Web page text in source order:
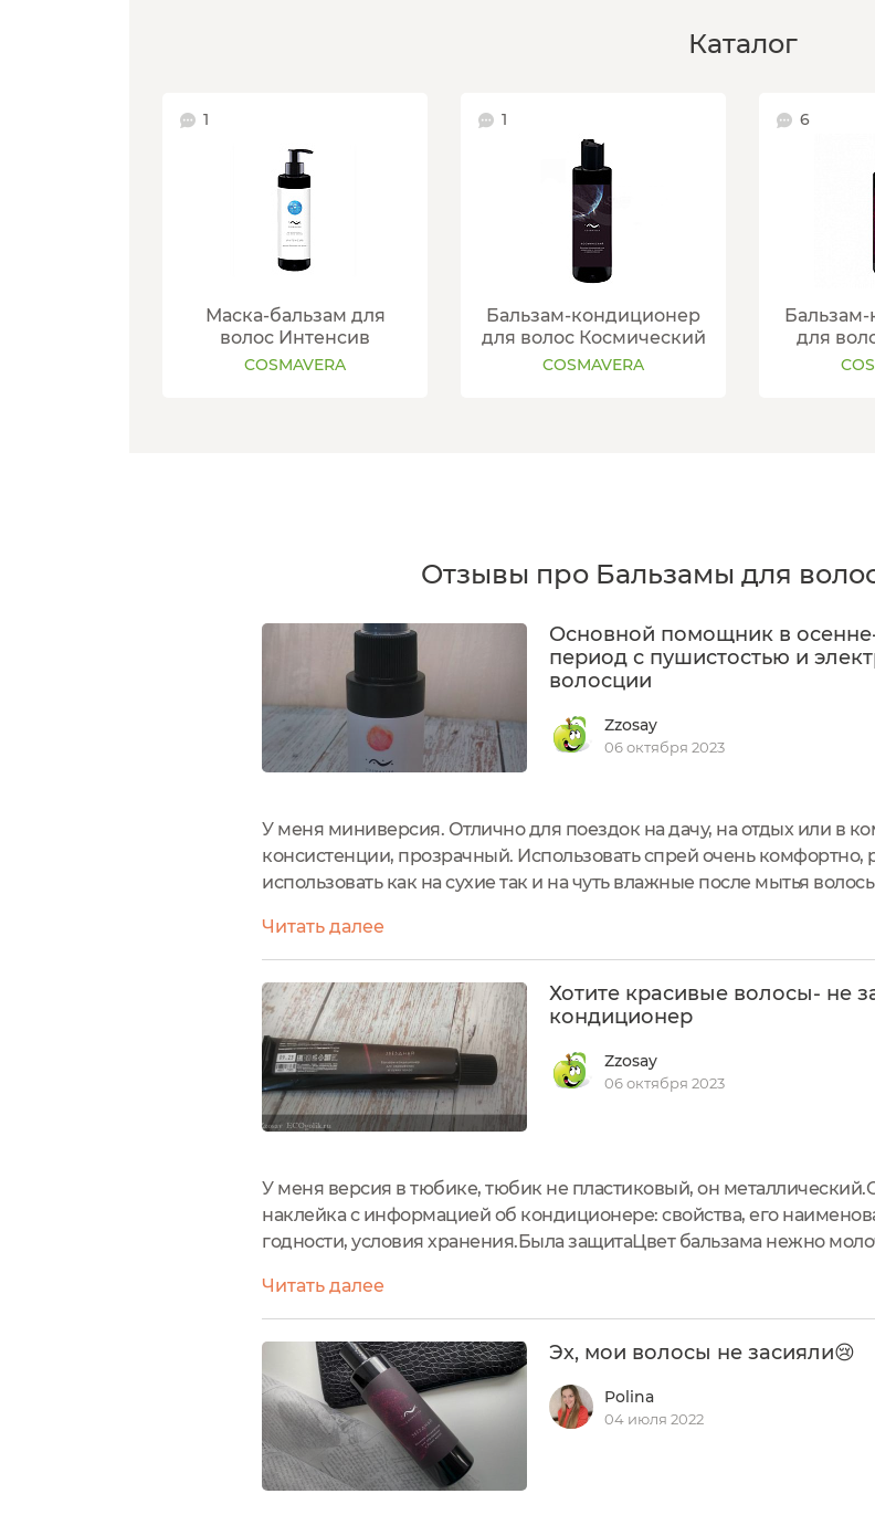
Каталог
1
Маска-бальзам для
волос Интенсив
COSMAVERA
1
Бальзам-кондиционер
для волос Космический
COSMAVERA
6
для
Отзывы про Бальзамы для
Основной помощник в
период с пушистостью и
волосции
Zzosay
06 октября 2023
У меня миниверсия. Отлично для поездок на дачу, на отдых или в
консистенции, прозрачный. Использовать спрей очень
использовать как на сухие так и на чуть влажные после мытья
шапке волосы либо растрёпанные...
Читать далее
Хотите красивые волосы- не
кондиционер
Zzosay
06 октября 2023
У меня версия в тюбике, тюбик не пластиковый, он
наклейка с информацией об кондиционере: свойства, его
годности, условия хранения.Была защитаЦвет бальзама нежно
легко...
Читать далее
Эх, мои волосы не засияли😢
Polina
04 июля 2022